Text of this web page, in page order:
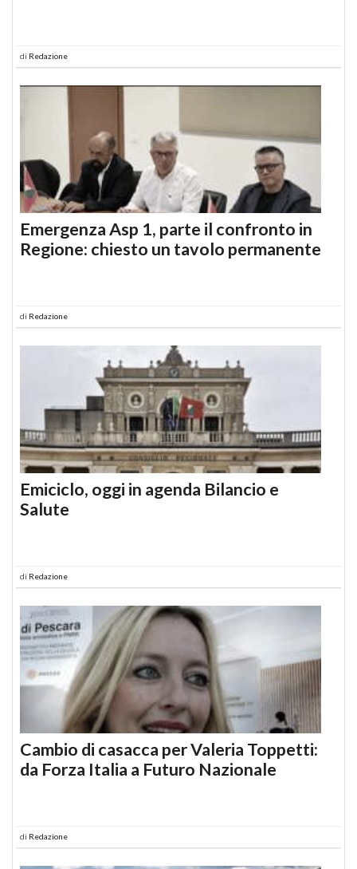
di Redazione
Emergenza Asp 1, parte il confronto in
Regione: chiesto un tavolo permanente
di Redazione
Emiciclo, oggi in agenda Bilancio e
Salute
di Redazione
Cambio di casacca per Valeria Toppetti:
da Forza Italia a Futuro Nazionale
di Redazione